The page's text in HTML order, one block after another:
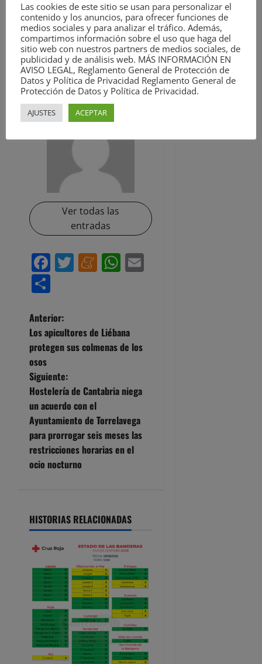
drogas y alcoholaparece
primero enNoticias de
Torrelavega en
EsTorrelavega.com .
ACERCA DEL AUTOR
Ver todas las
entradas
Facebook
Twitter
Meneame
WhatsApp
N
a
v
e
g
a
c
ó
n
d
e
e
n
Anterior:
Los apicultores de Liébana
protegen sus colmenas de los
osos
Siguiente:
Hostelería de Cantabria niega
un acuerdo con el
Ayuntamiento de Torrelavega
para prorrogar seis meses las
restricciones horarias en el
ocio nocturno
HISTORIAS RELACIONADAS
Las cookies de este sitio se usan para personalizar el
contenido y los anuncios, para ofrecer funciones de
medios sociales y para analizar el tráfico. Además,
compartimos información sobre el uso que haga del
sitio web con nuestros partners de medios sociales, de
publicidad y de análisis web. MÁS INFORMACIÓN EN
AVISO LEGAL, Reglamento General de Protección de
Datos y Política de Privacidad Reglamento General de
Protección de Datos y Política de Privacidad.
AJUSTES ACEPTAR